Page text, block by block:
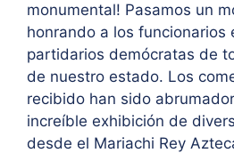
monumental! Pasamos un
honrando a los funcionarios
partidarios demócratas de
de nuestro estado. Los
recibido han sido
increíble exhibición de
desde el Mariachi Rey